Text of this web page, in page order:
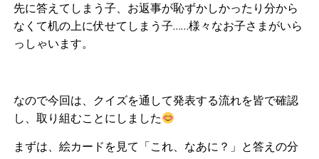
先に答えてしまう子、お返事が恥ずかしかったり分から
なくて机の上に伏せてしまう子……様々なお子さまがいら
っしゃいます。
なので今回は、クイズを通して発表する流れを皆で確認
し、取り組むことにしました
まずは、絵カードを見て「これ、なあに？」と答えの分